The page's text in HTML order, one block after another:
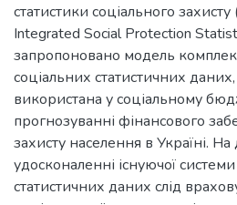
статистики соціального
Integrated Social Protection
запропоновано модель
соціальних статистичних
використана у соціальному
прогнозуванні фінансового
захисту населення в Україні.
удосконаленні існуючої
статистичних даних слід